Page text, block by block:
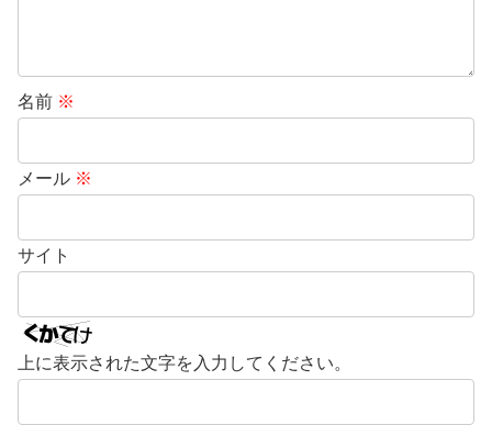
名前 ※
メール ※
サイト
上に表示された文字を入力してください。